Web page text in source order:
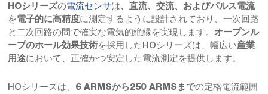
HOシリーズの電流センサは、直流、交流、およびパルス電流
を電子的に高精度に測定するように設計されており、一次回路
と二次回路の間で確実な電気的絶縁を実現します。
オープンル
ープのホール効果技術を採用したHOシリーズは、幅広い産業
用途において、正確かつ安定した電流測定を提供します。
HOシリーズは、 6 ARMSから250 ARMSまでの定格電流範囲